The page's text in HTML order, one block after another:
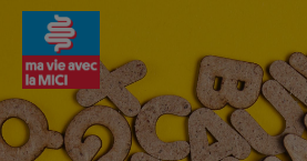
Aller
contenu
principal